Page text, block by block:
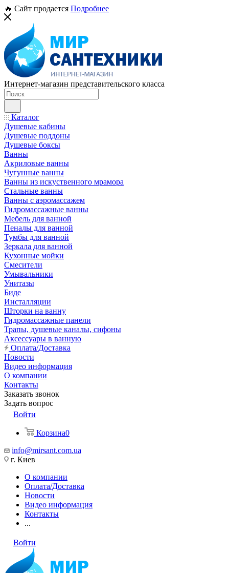
🔥 Сайт продается Подробнее
Интернет-магазин представительского класса
Каталог
Душевые кабины
Душевые поддоны
Душевые боксы
Ванны
Акриловые ванны
Чугунные ванны
Ванны из искуственного мрамора
Стальные ванны
Ванны с аэромассажем
Гидромассажные ванны
Мебель для ванной
Пеналы для ванной
Тумбы для ванной
Зеркала для ванной
Кухонные мойки
Смесители
Умывальники
Унитазы
Биде
Инсталляции
Шторки на ванну
Гидромассажные панели
Трапы, душевые каналы, сифоны
Аксессуары в ванную
Оплата/Доставка
Новости
Видео информация
О компании
Контакты
Заказать звонок
Задать вопрос
Войти
Корзина0
info@mirsant.com.ua
г. Киев
О компании
Оплата/Доставка
Новости
Видео информация
Контакты
...
Войти